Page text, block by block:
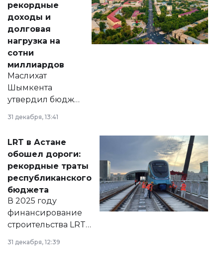
рекордные
доходы и
долговая
нагрузка на
сотни
миллиардов
Маслихат
Шымкента
утвердил бюджет
города на 2026–
2028 годы.
документ
появился в базе
нормативных
правовых актов и
на сайте маслихат
города.
31 декабря, 13:41
LRT в Астане
обошел дороги:
рекордные траты
республиканского
бюджета
В 2025 году
финансирование
строительства LRT
в Астане из
республиканского
31 декабря, 12:39